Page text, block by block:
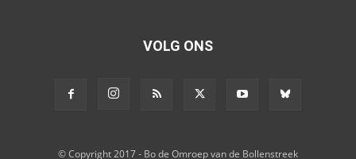
VOLG ONS
© Copyright 2017 - Bo de Omroep van de Bollenstreek